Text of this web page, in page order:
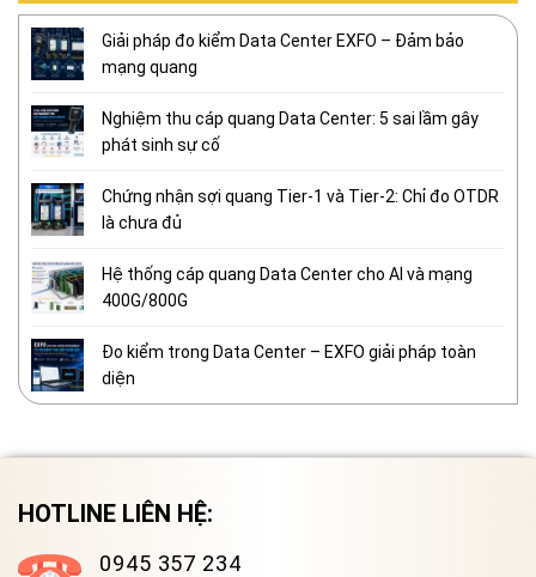
Giải pháp đo kiểm Data Center EXFO – Đảm bảo
mạng quang
Nghiệm thu cáp quang Data Center: 5 sai lầm gây
phát sinh sự cố
Chứng nhận sợi quang Tier-1 và Tier-2: Chỉ đo OTDR
là chưa đủ
Hệ thống cáp quang Data Center cho AI và mạng
400G/800G
Đo kiểm trong Data Center – EXFO giải pháp toàn
diện
HOTLINE LIÊN HỆ:
0945 357 234